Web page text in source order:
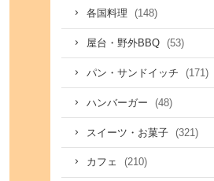
各国料理 (148)
屋台・野外BBQ (53)
パン・サンドイッチ (171)
ハンバーガー (48)
スイーツ・お菓子 (321)
カフェ (210)